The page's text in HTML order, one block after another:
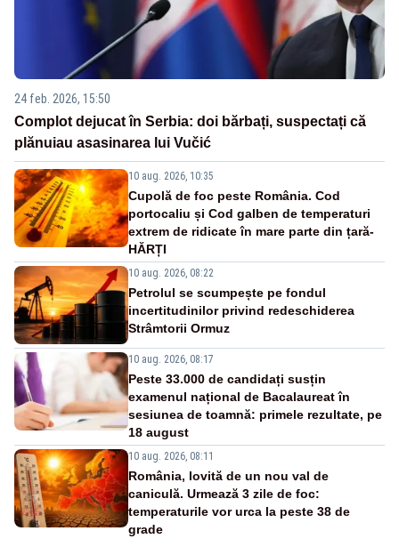
24 feb. 2026, 15:50
Complot dejucat în Serbia: doi bărbați, suspectați că
plănuiau asasinarea lui Vučić
10 aug. 2026, 10:35
Cupolă de foc peste România. Cod
portocaliu și Cod galben de temperaturi
extrem de ridicate în mare parte din țară-
HĂRȚI
10 aug. 2026, 08:22
Petrolul se scumpește pe fondul
incertitudinilor privind redeschiderea
Strâmtorii Ormuz
10 aug. 2026, 08:17
Peste 33.000 de candidați susțin
examenul național de Bacalaureat în
sesiunea de toamnă: primele rezultate, pe
18 august
10 aug. 2026, 08:11
România, lovită de un nou val de
caniculă. Urmează 3 zile de foc:
temperaturile vor urca la peste 38 de
grade